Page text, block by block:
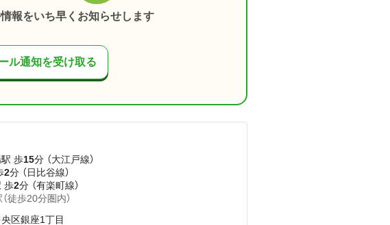
報をいち早くお知らせします
ル通知を受け取る
歩15分 （大江戸線）
2分 （日比谷線）
歩2分 （有楽町線）
徒歩20分圏内）
区銀座1丁目